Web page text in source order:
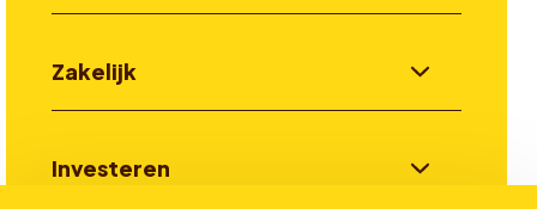
Zakelijk
Investeren